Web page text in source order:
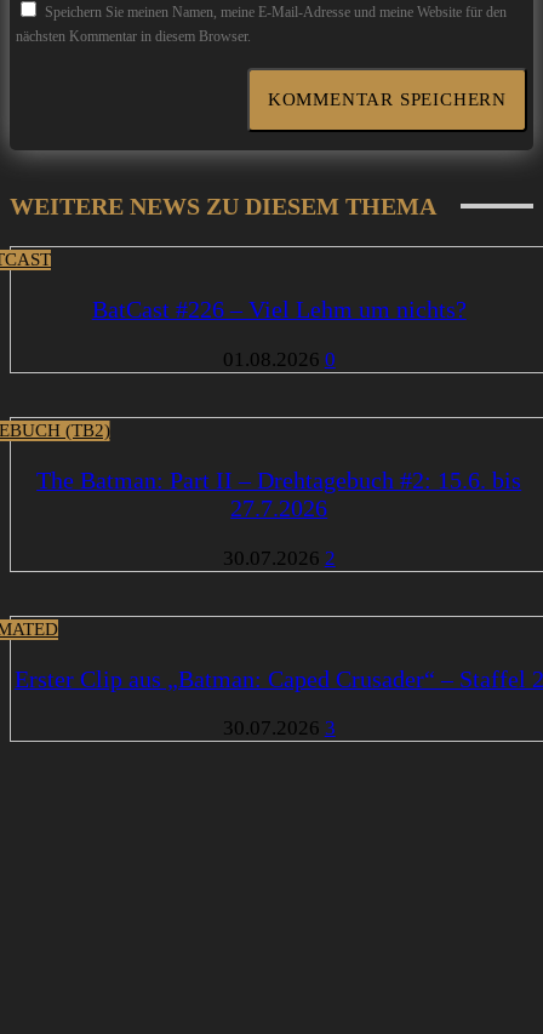
Speichern Sie meinen Namen, meine E-Mail-Adresse und meine Website für den
nächsten Kommentar in diesem Browser.
WEITERE NEWS ZU DIESEM THEMA
BatCast #226 – Viel Lehm um nichts?
01.08.2026 0
(TB2)
The Batman: Part II – Drehtagebuch #2: 15.6. bis
27.7.2026
30.07.2026 2
Erster Clip aus „Batman: Caped Crusader“ – Staffel 2
30.07.2026 3